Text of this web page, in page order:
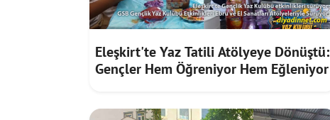
Eleşkirt'te Yaz Tatili Atölyeye Dönüştü:
Gençler Hem Öğreniyor Hem Eğleniyor